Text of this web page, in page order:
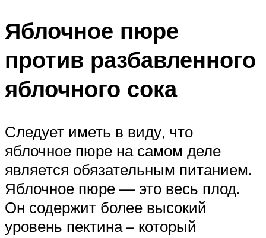
Яблочное пюре
против разбавленного
яблочного сока
Следует иметь в виду, что
яблочное пюре на самом деле
является обязательным питанием.
Яблочное пюре — это весь плод.
Он содержит более высокий
уровень пектина – который